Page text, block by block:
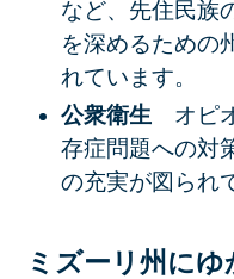
など、先住民族
を深めるための
れています。
公衆衛生 オピ
存症問題への対
の充実が図られ
ミズーリ州に